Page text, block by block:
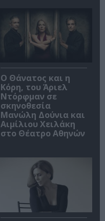
Ο Θάνατος και η
Κόρη, του Άριελ
Ντόρφμαν σε
σκηνοθεσία
Μανώλη Δούνια και
Αιμίλιου Χειλάκη
στο Θέατρο Αθηνών